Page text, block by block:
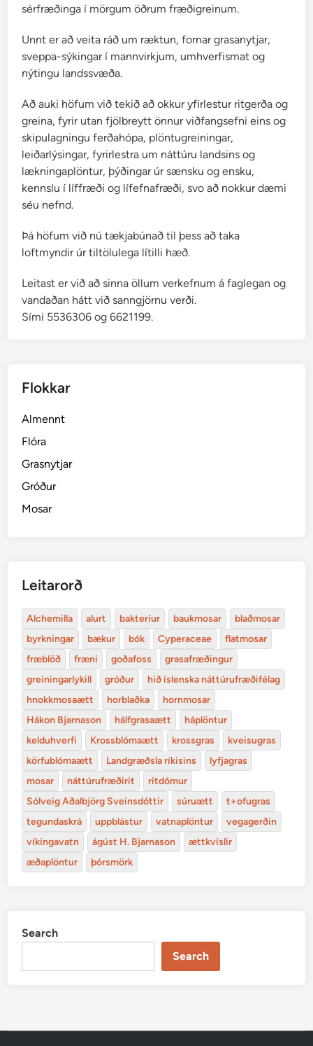
l
a
sérfræðinga í mörgum öðrum fræðigreinum.
Unnt er að veita ráð um ræktun, fornar grasanytjar,
sveppa-sýkingar í mannvirkjum, umhverfismat og
nýtingu landssvæða.
Að auki höfum við tekið að okkur yfirlestur ritgerða og
greina, fyrir utan fjölbreytt önnur viðfangsefni eins og
skipulagningu ferðahópa, plöntugreiningar,
leiðarlýsingar, fyrirlestra um náttúru landsins og
lækningaplöntur, þýðingar úr sænsku og ensku,
kennslu í líffræði og lífefnafræði, svo að nokkur dæmi
séu nefnd.
Þá höfum við nú tækjabúnað til þess að taka
loftmyndir úr tiltölulega lítilli hæð.
Leitast er við að sinna öllum verkefnum á faglegan og
vandaðan hátt við sanngjörnu verði.
Sími 5536306 og 6621199.
Flokkar
Almennt
Flóra
Grasnytjar
Gróður
Mosar
Leitarorð
Alchemilla alurt bakteríur baukmosar
blaðmosar
byrkningar
bækur bók Cyperaceae
flatmosar
fræblöð
fræni goðafoss
grasafræðingur
greiningarlykill
gróður
hið íslenska náttúrufræðifélag
hnokkmosaætt
horblaðka
hornmosar
Hákon Bjarnason
hálfgrasaætt
háplöntur
kelduhverfi
Krossblómaætt krossgras
kveisugras
körfublómaætt
Landgræðsla ríkisins
lyfjagras
mosar
náttúrufræðirit
ritdómur
Sólveig Aðalbjörg Sveinsdóttir
súruætt
t+ofugras
tegundaskrá
uppblástur vatnaplöntur
vegagerðin
víkingavatn
ágúst H. Bjarnason
ættkvíslir
æðaplöntur
þórsmörk
Search
Search